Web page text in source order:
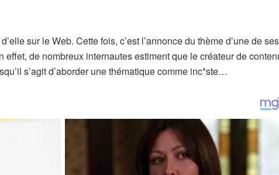
sur le Web. Cette fois, c’est l’annonce du thème d’une de ses
de nombreux internautes estiment que le créateur de
s’agit d’aborder une thématique comme inc*ste…